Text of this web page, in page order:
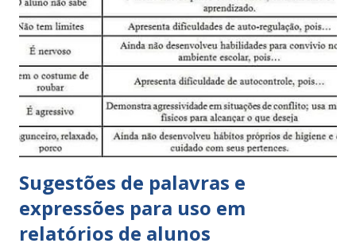
Sugestões de palavras e
expressões para uso em
relatórios de alunos